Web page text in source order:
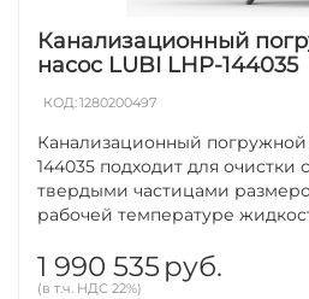
Канализационный
насос LUBI LHP-144035
КОД:1280200497
Канализационный погружной
144035 подходит для очистки
твердыми частицами
рабочей температуре
1 990 535 руб.
(в т.ч. НДС 22%)